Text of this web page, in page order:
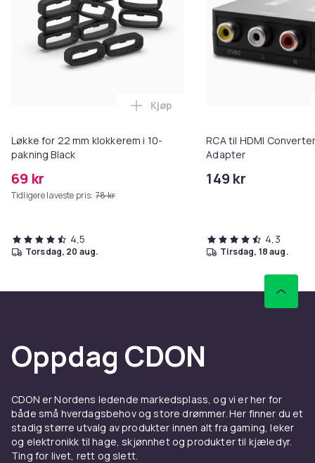
Løkke for 22 mm klokkerem i 10-
pakning Black
69 kr
Tidligere laveste pris: 78 kr
Legg Løkke for 22 mm
Kjøp
4,5
torsdag, 20 aug.
RCA til HDMI
Adapter
149 kr
4,3
tirsdag, 18 aug.
Oppdag CDON
CDON er Nordens ledende markedsplass, og vi er her for
både små hverdagsbehov og store drømmer. Her finner du et
stadig større utvalg av produkter innen alt fra gaming, leker
og elektronikk til hage, skjønnhet og produkter til kjæledyr.
Ting for livet, rett og slett.